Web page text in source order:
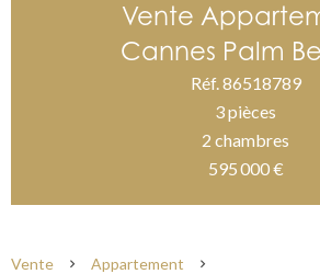
Vente
Cannes Palm
Réf. 86518789
3 pièces
2 chambres
595 000 €
Vente
Appartement